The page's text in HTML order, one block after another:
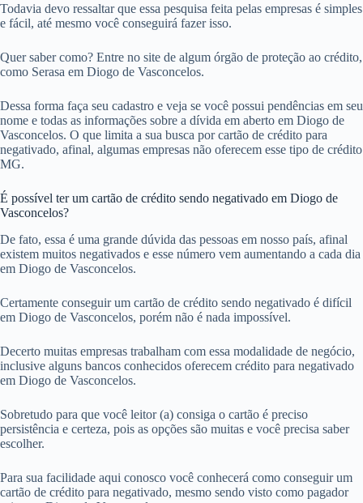
Todavia devo ressaltar que essa pesquisa feita pelas empresas é simples
e fácil, até mesmo você conseguirá fazer isso.
Quer saber como? Entre no site de algum órgão de proteção ao crédito,
como Serasa em Diogo de Vasconcelos.
Dessa forma faça seu cadastro e veja se você possui pendências em seu
nome e todas as informações sobre a dívida em aberto em Diogo de
Vasconcelos. O que limita a sua busca por cartão de crédito para
negativado, afinal, algumas empresas não oferecem esse tipo de crédito
MG.
É possível ter um cartão de crédito sendo negativado em Diogo de
Vasconcelos?
De fato, essa é uma grande dúvida das pessoas em nosso país, afinal
existem muitos negativados e esse número vem aumentando a cada dia
em Diogo de Vasconcelos.
Certamente conseguir um cartão de crédito sendo negativado é difícil
em Diogo de Vasconcelos, porém não é nada impossível.
Decerto muitas empresas trabalham com essa modalidade de negócio,
inclusive alguns bancos conhecidos oferecem crédito para negativado
em Diogo de Vasconcelos.
Sobretudo para que você leitor (a) consiga o cartão é preciso
persistência e certeza, pois as opções são muitas e você precisa saber
escolher.
Para sua facilidade aqui conosco você conhecerá como conseguir um
cartão de crédito para negativado, mesmo sendo visto como pagador